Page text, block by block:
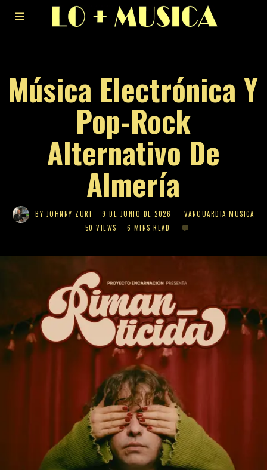
Música Electrónica Y
Pop-Rock
Alternativo De
Almería
BY JOHNNY ZURI 9 DE JUNIO DE 2026
VANGUARDIA MUSICA
50 VIEWS
6 MINS READ